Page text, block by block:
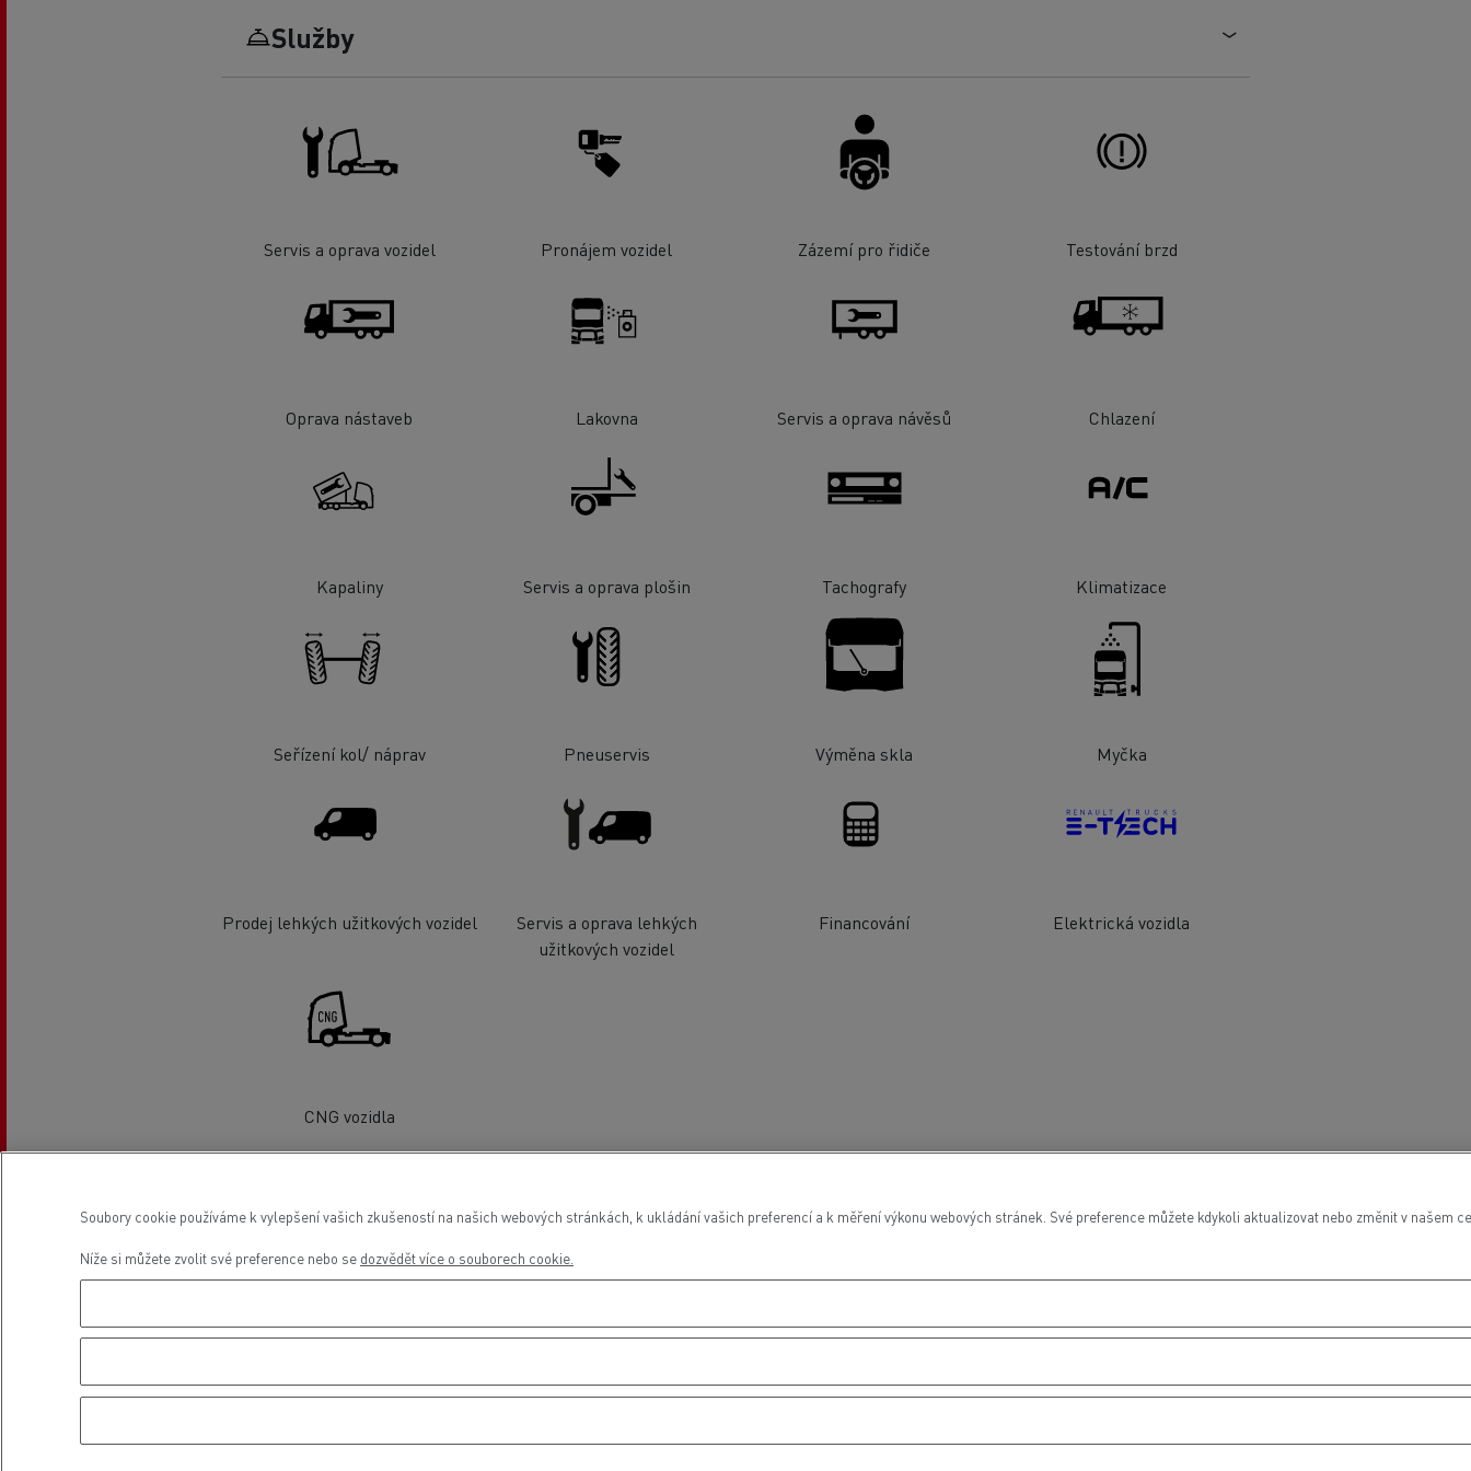
Služby
Servis a oprava vozidel Pronájem vozidel Zázemí pro řidiče Testování brzd
Oprava nástaveb Lakovna Servis a oprava návěsů Chlazení
Kapaliny Servis a oprava plošin Tachografy Klimatizace
Seřízení kol/ náprav Pneuservis Výměna skla Myčka
Prodej lehkých užitkových vozidel
Servis a oprava lehkých
užitkových vozidel
Financování Elektrická vozidla
CNG vozidla
Umístění
Soubory cookie používáme k vylepšení vašich zkušeností na našich webových stránkách, k ukládání vašich preferencí a k měření výkonu webových stránek. Své preference můžete kdykoli aktualizovat nebo změnit v
Níže si můžete zvolit své preference nebo se dozvědět více o souborech cookie.